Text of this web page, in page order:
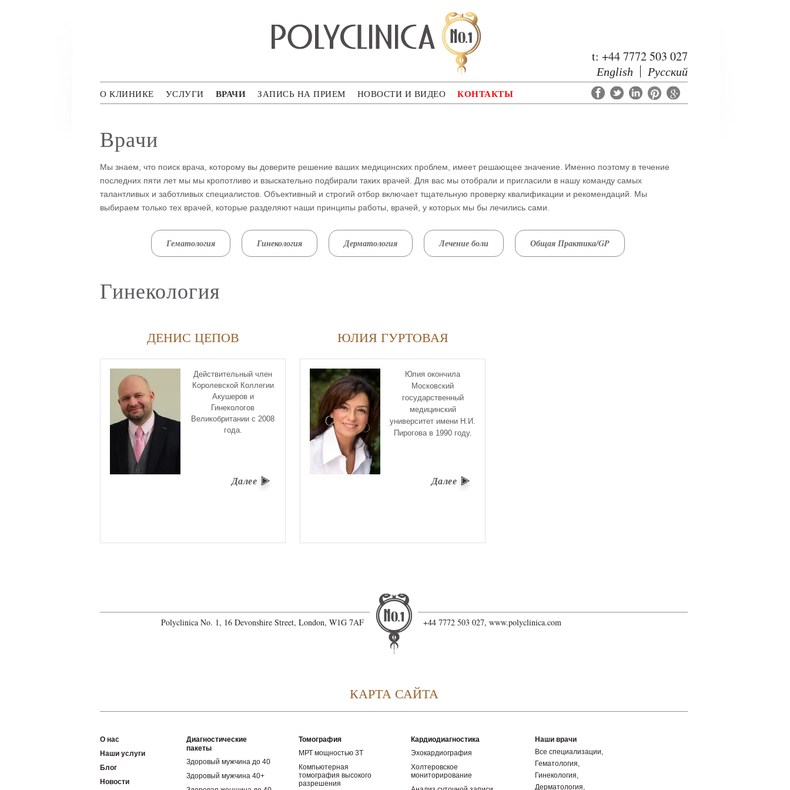
Polyclinica
t: +44 7772 503 027
English Русский
О КЛИНИКЕ УСЛУГИ ВРАЧИ ЗАПИСЬ НА ПРИЕМ НОВОСТИ И ВИДЕО КОНТАКТЫ
Врачи
Мы знаем, что поиск врача, которому вы доверите решение ваших медицинских проблем, имеет решающее значение. Именно поэтому в течение
последних пяти лет мы мы кропотливо и взыскательно подбирали таких врачей. Для вас мы отобрали и пригласили в нашу команду самых
талантливых и заботливых специалистов. Объективный и строгий отбор включает тщательную проверку квалификации и рекомендаций. Мы
выбираем только тех врачей, которые разделяют наши принципы работы, врачей, у которых мы бы лечились сами.
Гематология Гинекология Дерматология Лечение боли Общая Практика/GP
Гинекология
ДЕНИС ЦЕПОВ
Действительный член
Королевской Коллегии
Акушеров и
Гинекологов
Великобритании с 2008
года.
Далее
ЮЛИЯ ГУРТОВАЯ
Юлия окончила
Московский
государственный
медицинский
университет имени Н.И.
Пирогова в 1990 году.
Далее
Polyclinica No. 1, 16 Devonshire Street, London, W1G 7AF +44 7772 503 027, www.polyclinica.com
КАРТА САЙТА
О нас
Наши услуги
Блог
Новости
Диагностические
пакеты
Здоровый мужчина до 40
Здоровый мужчина 40+
Томография
МРТ мощностью 3Т
Компьютерная
томография высокого
разрешения
Кардиодиагностика
Эхокардиография
Холтеровское
мониторирование
Все специализации
Гематология
Гинекология
Дерматология